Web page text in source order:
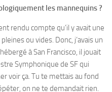
les mannequins ?
rendu compte qu’il y avait une
ou vides. Donc, j’avais un
à San Francisco, il jouait
Symphonique de SF qui
voir ça. Tu te mettais au fond
on ne te demandait rien.